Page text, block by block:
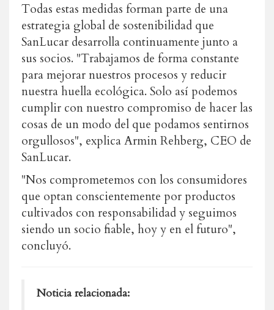
Todas estas medidas forman parte de una
estrategia global de sostenibilidad que
SanLucar desarrolla continuamente junto a
sus socios. "Trabajamos de forma constante
para mejorar nuestros procesos y reducir
nuestra huella ecológica. Solo así podemos
cumplir con nuestro compromiso de hacer las
cosas de un modo del que podamos sentirnos
orgullosos", explica Armin Rehberg, CEO de
SanLucar.
"Nos comprometemos con los consumidores
que optan conscientemente por productos
cultivados con responsabilidad y seguimos
siendo un socio fiable, hoy y en el futuro",
concluyó.
Noticia relacionada: